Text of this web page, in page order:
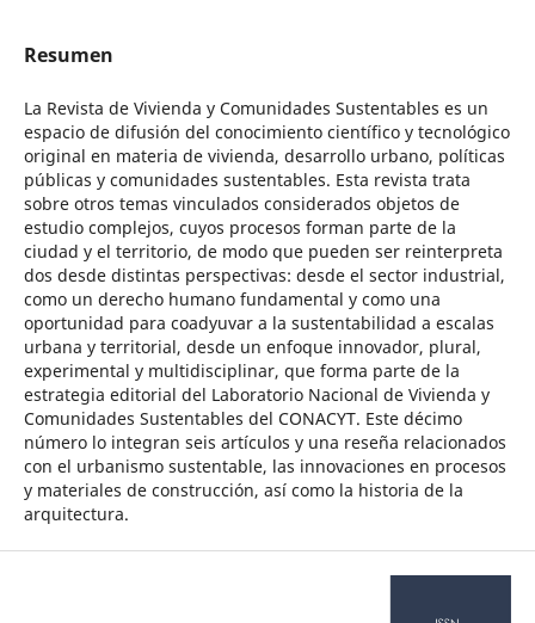
Resumen
La Revista de Vivienda y Comunidades Sustentables es un
espacio de difusión del conocimiento científico y tecnológico
original en materia de vivienda, desarrollo urbano, políticas
públicas y comunidades sustentables. Esta revista trata
sobre otros temas vinculados considerados objetos de
estudio complejos, cuyos procesos forman parte de la
ciudad y el territorio, de modo que pueden ser reinterpreta
dos desde distintas perspectivas: desde el sector industrial,
como un derecho humano fundamental y como una
oportunidad para coadyuvar a la sustentabilidad a escalas
urbana y territorial, desde un enfoque innovador, plural,
experimental y multidisciplinar, que forma parte de la
estrategia editorial del Laboratorio Nacional de Vivienda y
Comunidades Sustentables del CONACYT. Este décimo
número lo integran seis artículos y una reseña relacionados
con el urbanismo sustentable, las innovaciones en procesos
y materiales de construcción, así como la historia de la
arquitectura.